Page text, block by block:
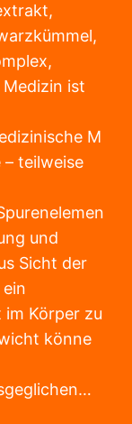
ist
M
teilweise
und
Sicht der
Körper zu
könne